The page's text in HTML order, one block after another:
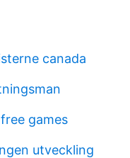
canada
games
utveckling